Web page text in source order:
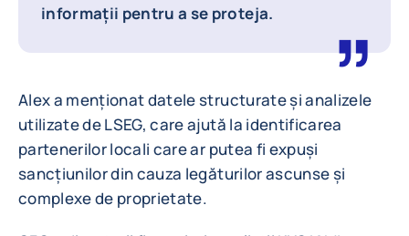
informații pentru a se proteja.
Alex a menționat datele structurate și analizele
utilizate de LSEG, care ajută la identificarea
partenerilor locali care ar putea fi expuși
sancțiunilor din cauza legăturilor ascunse și
complexe de proprietate.